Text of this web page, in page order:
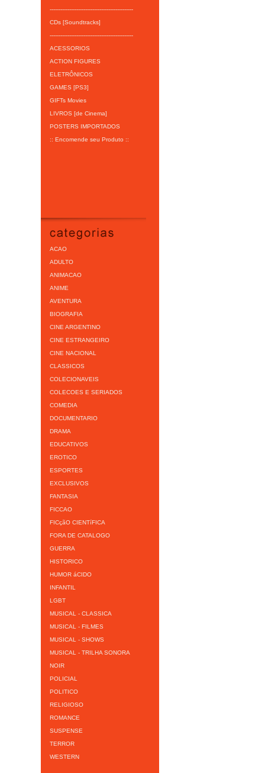
-----------------------------------------------
CDs [Soundtracks]
-----------------------------------------------
ACESSORIOS
ACTION FIGURES
ELETRÔNICOS
GAMES [PS3]
GIFTs Movies
LIVROS [de Cinema]
POSTERS IMPORTADOS
:: Encomende seu Produto ::
ACAO
ADULTO
ANIMACAO
ANIME
AVENTURA
BIOGRAFIA
CINE ARGENTINO
CINE ESTRANGEIRO
CINE NACIONAL
CLASSICOS
COLECIONAVEIS
COLECOES E SERIADOS
COMEDIA
DOCUMENTARIO
DRAMA
EDUCATIVOS
EROTICO
ESPORTES
EXCLUSIVOS
FANTASIA
FICCAO
FICçãO CIENTíFICA
FORA DE CATALOGO
GUERRA
HISTORICO
HUMOR áCIDO
INFANTIL
LGBT
MUSICAL - CLASSICA
MUSICAL - FILMES
MUSICAL - SHOWS
MUSICAL - TRILHA SONORA
NOIR
POLICIAL
POLITICO
RELIGIOSO
ROMANCE
SUSPENSE
TERROR
WESTERN